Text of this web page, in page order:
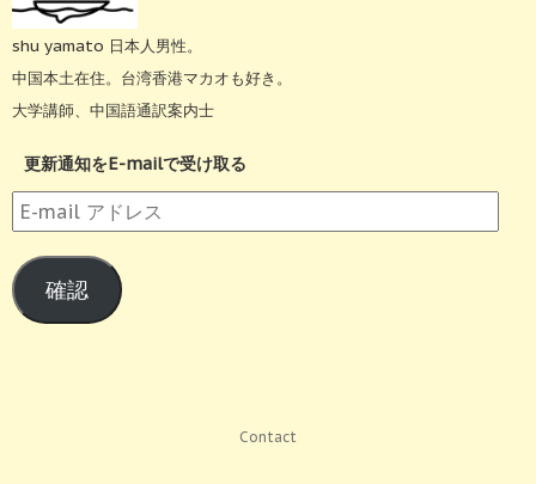
shu yamato 日本人男性。
中国本土在住。台湾香港マカオも好き。
大学講師、中国語通訳案内士
更新通知をE-mailで受け取る
E-
mail
ア
ド
レ
確認
Contact